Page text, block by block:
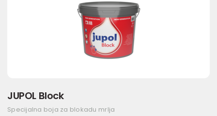
JUPOL Block
Specijalna boja za blokadu mrlja